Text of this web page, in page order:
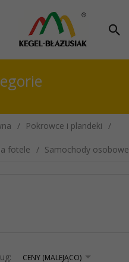
Pokrowce i plandeki
fotele Samochody osobowe
sortCENY (MALEJĄCO)